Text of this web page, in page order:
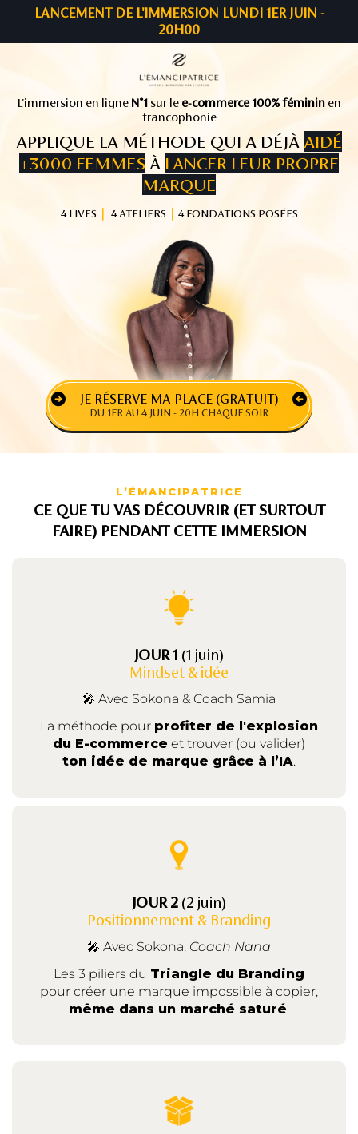
LANCEMENT DE L'IMMERSION LUNDI 1ER JUIN -
20H00
L'immersion en ligne N°1 sur le e-commerce 100% féminin en
francophonie
APPLIQUE LA MÉTHODE QUI A DÉJÀ AIDÉ
+3000 FEMMES À LANCER LEUR PROPRE
MARQUE
4 LIVES 4 ATELIERS 4 FONDATIONS POSÉES
JE RÉSERVE MA PLACE (GRATUIT)
DU 1ER AU 4 JUIN - 20H CHAQUE SOIR
L’ÉMANCIPATRICE
CE QUE TU VAS DÉCOUVRIR (ET SURTOUT
FAIRE) PENDANT CETTE IMMERSION
JOUR 1 (1 juin)
Mindset & idée
🎤 Avec Sokona & Coach Samia
La méthode pour profiter de l'explosion
du E-commerce et trouver (ou valider)
ton idée de marque grâce à l’IA.
JOUR 2 (2 juin)
Positionnement & Branding
🎤 Avec Sokona, Coach Nana
Les 3 piliers du Triangle du Branding
pour créer une marque impossible à copier,
même dans un marché saturé.